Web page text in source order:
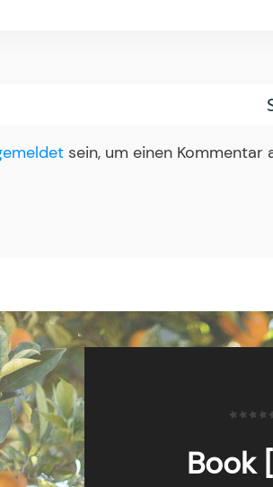
sein, um einen Kommentar
Book